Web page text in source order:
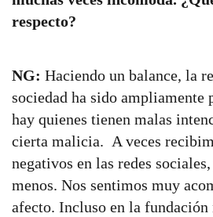
respecto?
NG: Haciendo un balance, la
sociedad ha sido ampliamente
hay quienes tienen malas
cierta malicia. A veces
negativos en las redes
menos. Nos sentimos muy
afecto. Incluso en la fundación